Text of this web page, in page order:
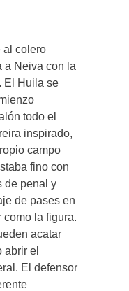
al colero
a Neiva con la
El Huila se
todo el
inspirado,
campo
fino con
de penal y
de pases en
la figura.
acatar
abrir el
El defensor